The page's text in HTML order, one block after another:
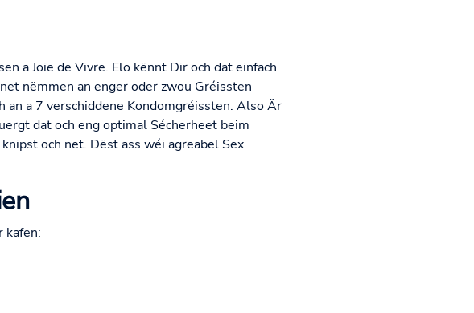
a Joie de Vivre. Elo kënnt Dir och dat einfach
nëmmen an enger oder zwou Gréissten
an a 7 verschiddene Kondomgréissten. Also Är
dat och eng optimal Sécherheet beim
och net. Dëst ass wéi agreabel Sex
kafen: